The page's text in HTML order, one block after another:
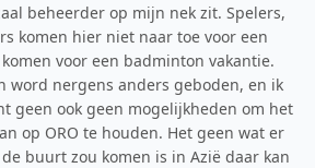
beheerder op mijn nek zit. Spelers,
komen hier niet naar toe voor een
voor een badminton vakantie.
word nergens anders geboden, en ik
geen ook geen mogelijkheden om het
op ORO te houden. Het geen wat er
buurt zou komen is in Azië daar kan